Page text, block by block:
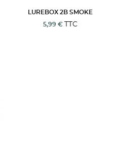
LUREBOX 2B SMOKE
5,99 €
TTC